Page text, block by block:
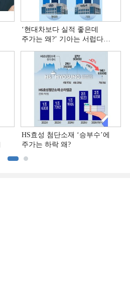
‘현대차보다 실적 좋은데
주가는 왜?ʼ 기아는 서럽다
HS효성 첨단소재 ‘승부수’에
주가는 하락 왜?